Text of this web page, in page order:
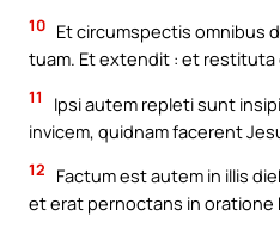
10 Et circumspectis omnibus
tuam. Et extendit : et restituta
11
Ipsi autem repleti sunt
invicem, quidnam facerent
12
Factum est autem in illis
et erat pernoctans in oratione